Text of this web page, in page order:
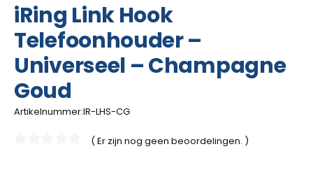
iRing Link Hook
Telefoonhouder –
Universeel – Champagne
Goud
Artikelnummer:IR-LHS-CG
( Er zijn nog geen beoordelingen. )